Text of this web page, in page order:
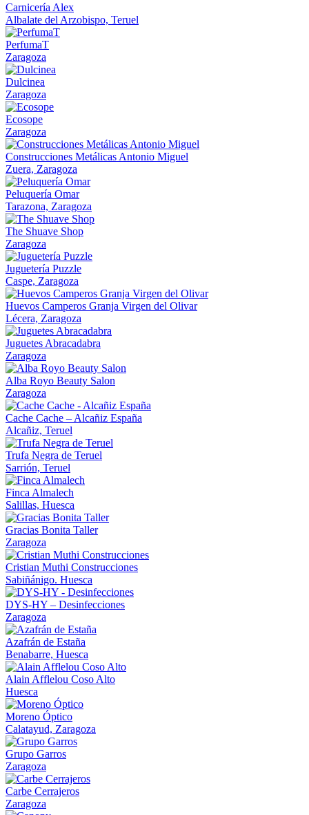
Carnicería Alex
Albalate del Arzobispo, Teruel
PerfumaT
Zaragoza
Dulcinea
Zaragoza
Ecosope
Zaragoza
Construcciones Metálicas Antonio Miguel
Zuera, Zaragoza
Peluquería Omar
Tarazona, Zaragoza
The Shuave Shop
Zaragoza
Juguetería Puzzle
Caspe, Zaragoza
Huevos Camperos Granja Virgen del Olivar
Lécera, Zaragoza
Juguetes Abracadabra
Zaragoza
Alba Royo Beauty Salon
Zaragoza
Cache Cache – Alcañiz España
Alcañiz, Teruel
Trufa Negra de Teruel
Sarrión, Teruel
Finca Almalech
Salillas, Huesca
Gracias Bonita Taller
Zaragoza
Cristian Muthi Construcciones
Sabiñánigo. Huesca
DYS-HY – Desinfecciones
Zaragoza
Azafrán de Estaña
Benabarre, Huesca
Alain Afflelou Coso Alto
Huesca
Moreno Óptico
Calatayud, Zaragoza
Grupo Garros
Zaragoza
Carbe Cerrajeros
Zaragoza